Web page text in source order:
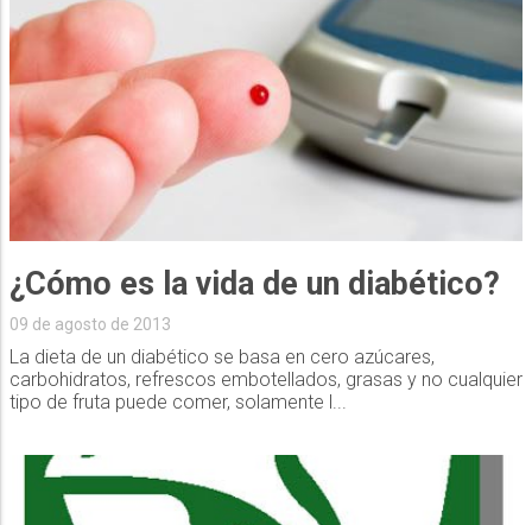
¿Cómo es la vida de un diabético?
09 de agosto de 2013
La dieta de un diabético se basa en cero azúcares,
carbohidratos, refrescos embotellados, grasas y no cualquier
tipo de fruta puede comer, solamente l...